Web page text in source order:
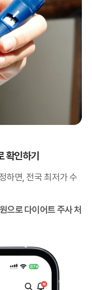
확인하기
하면, 전국 최저가 수
으로 다이어트 주사 처